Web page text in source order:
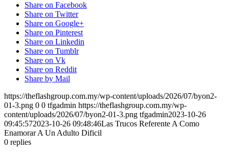
Share on Facebook
Share on Twitter
Share on Google+
Share on Pinterest
Share on Linkedin
Share on Tumblr
Share on Vk
Share on Reddit
Share by Mail
https://theflashgroup.com.my/wp-content/uploads/2026/07/byon2-
01-3.png 0 0 tfgadmin https://theflashgroup.com.my/wp-
content/uploads/2026/07/byon2-01-3.png tfgadmin2023-10-26
09:45:572023-10-26 09:48:46Las Trucos Referente A Como
Enamorar A Un Adulto Dificil
0 replies